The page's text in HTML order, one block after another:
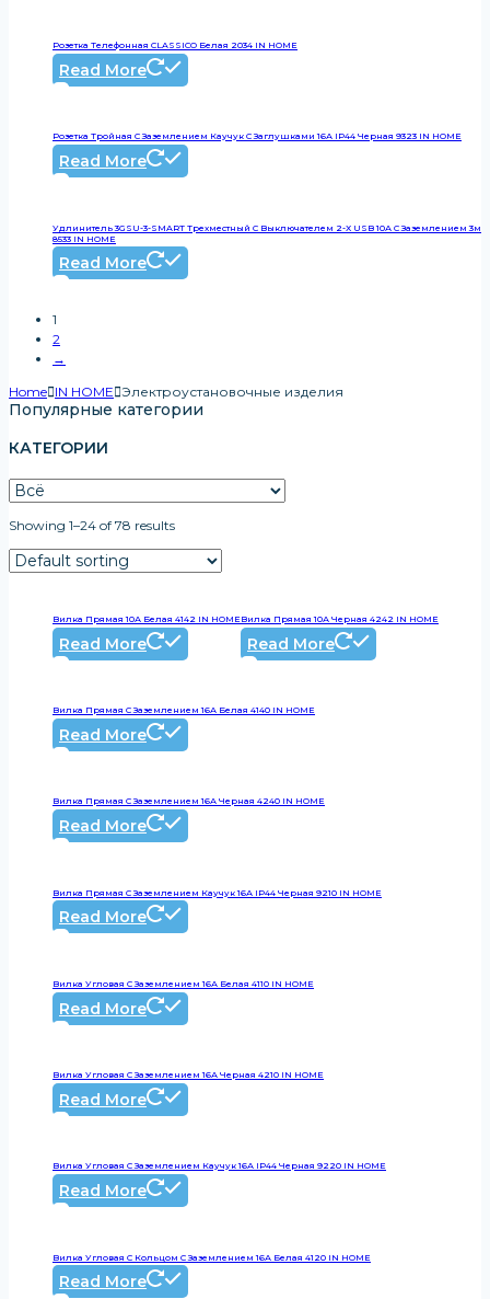
Розетка Телефонная CLASSICO Белая 2034 IN HOME
Read More
Розетка Тройная С Заземлением Каучук С Заглушками 16А IP44 Черная 9323 IN HOME
Read More
Удлинитель 3GSU-3-SMART Трехместный C Выключателем 2-Х USB 10А С Заземлением 3м
8533 IN HOME
Read More
1
2
→
Home IN HOME Электроустановочные изделия
Популярные категории
КАТЕГОРИИ
Showing 1–24 of 78 results
Вилка Прямая 10А Белая 4142 IN HOME
Read More
Вилка Прямая 10А Черная 4242 IN HOME
Read More
Вилка Прямая С Заземлением 16А Белая 4140 IN HOME
Read More
Вилка Прямая С Заземлением 16А Черная 4240 IN HOME
Read More
Вилка Прямая С Заземлением Каучук 16А IP44 Черная 9210 IN HOME
Read More
Вилка Угловая С Заземлением 16А Белая 4110 IN HOME
Read More
Вилка Угловая С Заземлением 16А Черная 4210 IN HOME
Read More
Вилка Угловая С Заземлением Каучук 16А IP44 Черная 9220 IN HOME
Read More
Вилка Угловая С Кольцом С Заземлением 16А Белая 4120 IN HOME
Read More